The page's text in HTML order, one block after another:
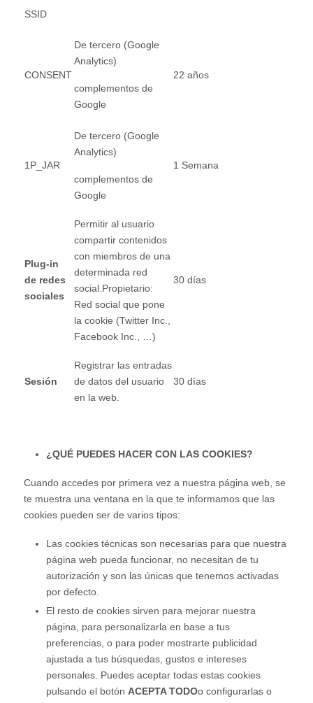
SSID
CONSENT
De tercero (Google
Analytics)
complementos de
Google
22 años
1P_JAR
De tercero (Google
Analytics)
complementos de
Google
1 Semana
Plug-in
de redes
sociales
Permitir al usuario
compartir contenidos
con miembros de una
determinada red
social.Propietario:
Red social que pone
la cookie (Twitter Inc.,
Facebook Inc., …)
30 días
Sesión
Registrar las entradas
de datos del usuario
en la web.
30 días
¿QUÉ PUEDES HACER CON LAS COOKIES?
Cuando accedes por primera vez a nuestra página web, se
te muestra una ventana en la que te informamos que las
cookies pueden ser de varios tipos:
Las cookies técnicas son necesarias para que nuestra
página web pueda funcionar, no necesitan de tu
autorización y son las únicas que tenemos activadas
por defecto.
El resto de cookies sirven para mejorar nuestra
página, para personalizarla en base a tus
preferencias, o para poder mostrarte publicidad
ajustada a tus búsquedas, gustos e intereses
personales. Puedes aceptar todas estas cookies
pulsando el botón ACEPTA TODOo configurarlas o